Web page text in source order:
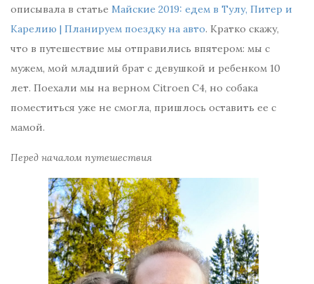
описывала в статье Майские 2019: едем в Тулу, Питер и
Карелию | Планируем поездку на авто. Кратко скажу,
что в путешествие мы отправились впятером: мы с
мужем, мой младший брат с девушкой и ребенком 10
лет. Поехали мы на верном Citroen C4, но собака
поместиться уже не смогла, пришлось оставить ее с
мамой.
Перед началом путешествия